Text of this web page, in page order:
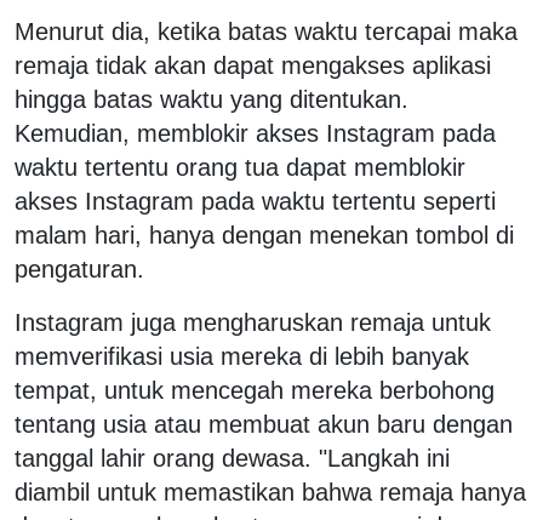
Menurut dia, ketika batas waktu tercapai maka
remaja tidak akan dapat mengakses aplikasi
hingga batas waktu yang ditentukan.
Kemudian, memblokir akses Instagram pada
waktu tertentu orang tua dapat memblokir
akses Instagram pada waktu tertentu seperti
malam hari, hanya dengan menekan tombol di
pengaturan.
Instagram juga mengharuskan remaja untuk
memverifikasi usia mereka di lebih banyak
tempat, untuk mencegah mereka berbohong
tentang usia atau membuat akun baru dengan
tanggal lahir orang dewasa. "Langkah ini
diambil untuk memastikan bahwa remaja hanya